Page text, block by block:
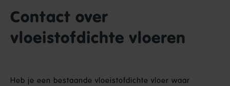
Contact over
vloeistofdichte vloeren
Heb je een bestaande vloeistofdichte vloer waar